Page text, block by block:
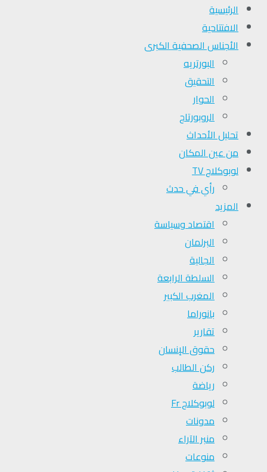
الرئيسية
الافتتاحية
الأجناس الصحفية الكبرى
البورتريه
التحقیق
الحوار
الروبورتاج
تحلیل الأحداث
من عين المكان
لوبوكلاج TV
رأي في حدث
المزيد
اقتصاد وسياسة
البرلمان
الجالية
السلطة الرابعة
المغرب الكبير
بانوراما
تقارير
حقوق الإنسان
ركن الطالب
رياضة
لوبوكلاج Fr
مدونات
منبر الآراء
منوعات